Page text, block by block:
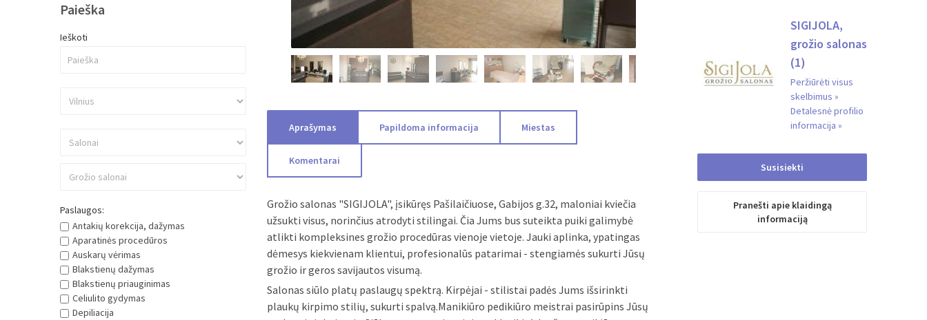
SIGIJOLA,
grožio salonas
(1)
Peržiūrėti visus
skelbimus »
Detalesnė profilio
informacija »
Susisiekti
Pranešti apie klaidingą
informaciją
Išsiųsta
užsukti visus, norinčius atrodyti stilingai. Čia Jums bus suteikta puiki galimybė
atlikti kompleksines grožio procedūras vienoje vietoje. Jauki aplinka, ypatingas
dėmesys kiekvienam klientui, profesionalūs patarimai - stengiamės sukurti Jūsų
grožio ir geros savijautos visumą.
Salonas siūlo platų paslaugų spektrą. Kirpėjai - stilistai padės Jums išsirinkti
plaukų kirpimo stilių, sukurti spalvą.Manikiūro pedikiūro meistrai pasirūpins Jūsų
rankomis ir kojomis. Siūlome nagų priauginimą, klasikinį, karštą manikiūrą,
Paieška
Ieškoti
Paslaugos:
Antakių korekcija, dažymas
Aparatinės procedūros
Auskarų vėrimas
Blakstienų dažymas
Blakstienų priauginimas
Celiulito gydymas
Depiliacija